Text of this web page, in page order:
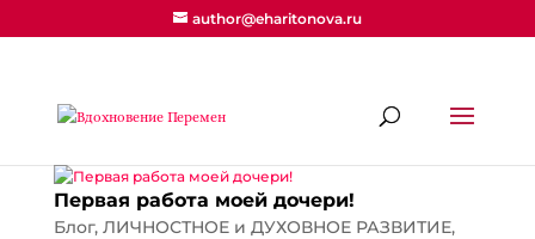
author@eharitonova.ru
Первая работа моей дочери!
Блог, ЛИЧНОСТНОЕ и ДУХОВНОЕ РАЗВИТИЕ,